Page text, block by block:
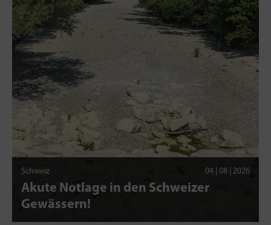
Schweiz 04 | 08 | 2026
Akute Notlage in den Schweizer
Gewässern!